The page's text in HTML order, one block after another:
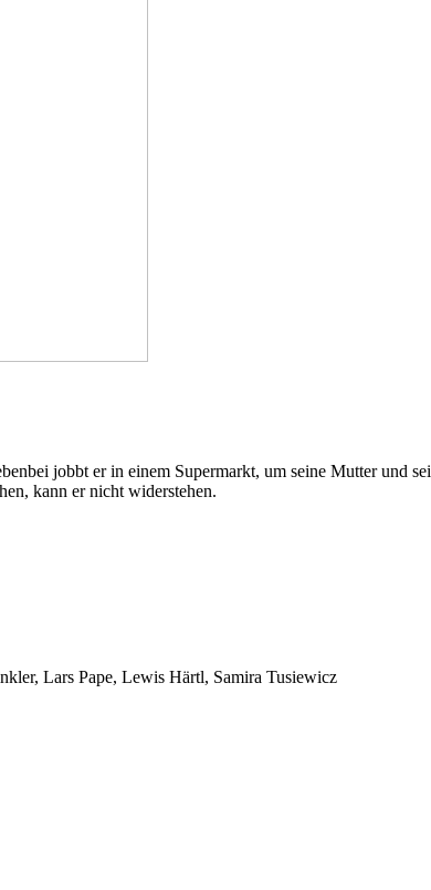
jobbt er in einem Supermarkt, um seine Mutter und
kann er nicht widerstehen.
Lars Pape, Lewis Härtl, Samira Tusiewicz